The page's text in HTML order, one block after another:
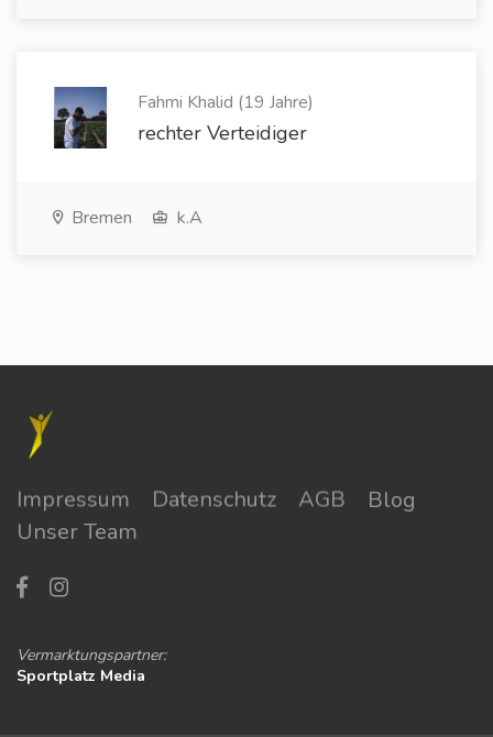
Fahmi Khalid (19 Jahre)
rechter Verteidiger
Bremen k.A
Impressum Datenschutz AGB
Blog
Unser Team
Vermarktungspartner:
Sportplatz Media